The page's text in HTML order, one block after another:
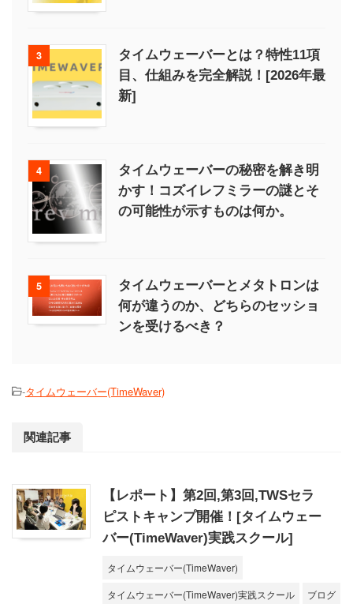
3
タイムウェーバーとは？特性11項
目、仕組みを完全解説！[2026年最
新]
4
タイムウェーバーの秘密を解き明
かす！コズイレフミラーの謎とそ
の可能性が示すものは何か。
5
タイムウェーバーとメタトロンは
何が違うのか、どちらのセッショ
ンを受けるべき？
-タイムウェーバー(TimeWaver)
関連記事
【レポート】第2回,第3回,TWSセラ
ピストキャンプ開催！[タイムウェー
バー(TimeWaver)実践スクール]
タイムウェーバー(TimeWaver)
タイムウェーバー(TimeWaver)実践スクール
ブログ